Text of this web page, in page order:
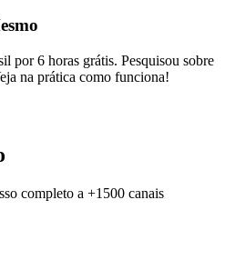
por 6 horas grátis. Pesquisou sobre
na prática como funciona!
completo a +1500 canais